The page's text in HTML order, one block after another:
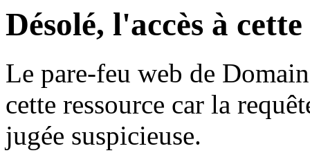
Désolé, l'accès à
Le pare-feu web de
cette ressource car la
jugée suspicieuse.